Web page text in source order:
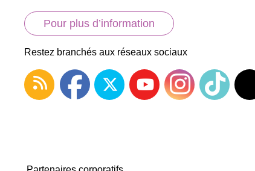
Pour plus d’information
Restez branchés aux réseaux sociaux